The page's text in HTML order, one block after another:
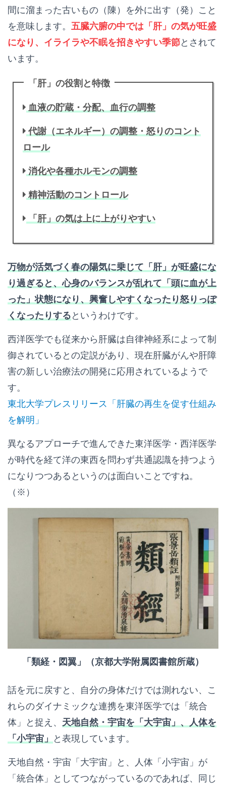
間に溜まった古いもの（陳）を外に出す（発）こと
を意味します。 五臓六腑の中では「肝」の気が旺盛
になり、イライラや不眠を招きやすい季節とされて
います。
「肝」の役割と特徴
血液の貯蔵・分配、血行の調整
代謝（エネルギー）の調整・怒りのコント
ロール
消化や各種ホルモンの調整
精神活動のコントロール
「肝」の気は上に上がりやすい
万物が活気づく春の陽気に乗じて「肝」が旺盛にな
り過ぎると、心身のバランスが乱れて「頭に血が上
った」状態になり、興奮しやすくなったり怒りっぽ
くなったりするというわけです。
西洋医学でも従来から肝臓は自律神経系によって制
御されているとの定説があり、現在肝臓がんや肝障
害の新しい治療法の開発に応用されているようで
す。
東北大学プレスリリース「肝臓の再生を促す仕組み
を解明」
異なるアプローチで進んできた東洋医学・西洋医学
が時代を経て洋の東西を問わず共通認識を持つよう
になりつつあるというのは面白いことですね。
（※）
「類経・図翼」（京都大学附属図書館所蔵）
話を元に戻すと、自分の身体だけでは測れない、こ
れらのダイナミックな連携を東洋医学では「統合
体」と捉え、 天地自然・宇宙を「大宇宙」、人体を
「小宇宙」
と表現しています。
天地自然・宇宙「大宇宙」と、人体「小宇宙」が
「統合体」としてつながっているのであれば、同じ